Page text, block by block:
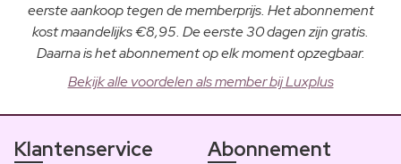
eerste aankoop tegen de memberprijs. Het abonnement
kost maandelijks €8,95. De eerste 30 dagen zijn gratis.
Daarna is het abonnement op elk moment opzegbaar.
Bekijk alle voordelen als member bij Luxplus
Klantenservice Abonnement